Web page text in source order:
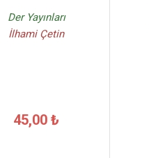
Der Yayınları
İlhami Çetin
45,00 ₺